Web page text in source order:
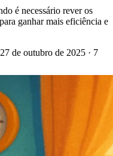
é necessário rever os
ganhar mais eficiência e
27 de outubro de 2025 · 7